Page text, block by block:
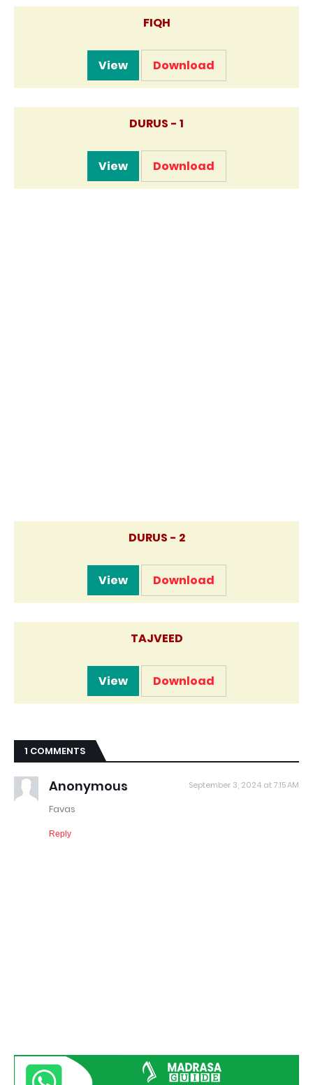
FIQH
View Download
DURUS - 1
View Download
DURUS - 2
View Download
TAJVEED
View Download
1 COMMENTS
Anonymous September 3, 2024 at 7:15 AM
Favas
Reply